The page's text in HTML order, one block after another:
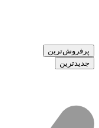
پرفروش‌ترین
جدیدترین